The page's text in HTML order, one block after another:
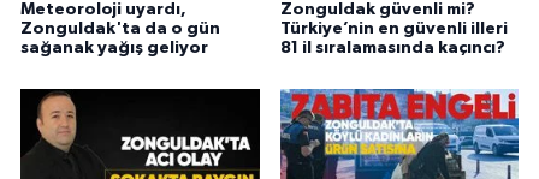
Meteoroloji uyardı,
Zonguldak'ta da o gün
sağanak yağış geliyor
Zonguldak güvenli mi?
Türkiye’nin en güvenli illeri
81 il sıralamasında kaçıncı?